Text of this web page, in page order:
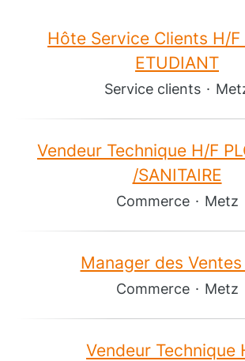
Hôte Service Clients H/F
ETUDIANT
Service clients ·
Vendeur Technique H/F
/SANITAIRE
Commerce · Metz
Manager des Ventes
Commerce · Metz
Vendeur Technique